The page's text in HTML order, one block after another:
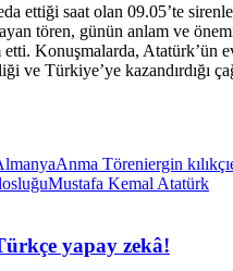
ettiği saat olan 09.05’te
tören, günün anlam ve
Konuşmalarda, Atatürk’ün
ve Türkiye’ye kazandırdığı
Anma Töreniergin
Mustafa Kemal Atatürk
yapay zekâ!